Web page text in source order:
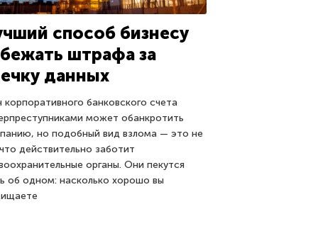
способ бизнесу
штрафа за
данных
корпоративного банковского счета
может обанкротить
но подобный вид взлома — это не
действительно заботит
органы. Они пекутся
об одном: насколько хорошо вы